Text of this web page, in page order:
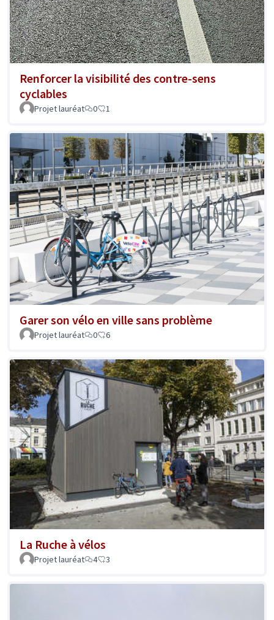
Renforcer la visibilité des contre-sens
cyclables
Projet lauréat 0 1
Garer son vélo en ville sans problème
Projet lauréat 0 6
La Ruche à vélos
Projet lauréat 4 3